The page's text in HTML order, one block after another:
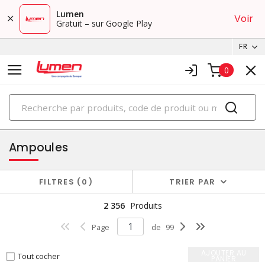
Lumen
Gratuit – sur Google Play
Voir
FR
0
PRODUITS
éclairage
Ampoules
FILTRES 0 TRIER PAR
2 356 Produits
Page de 99
Tout cocher